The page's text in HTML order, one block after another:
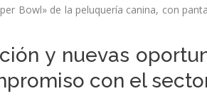
Bowl» de la peluquería canina, con
y nuevas
con el